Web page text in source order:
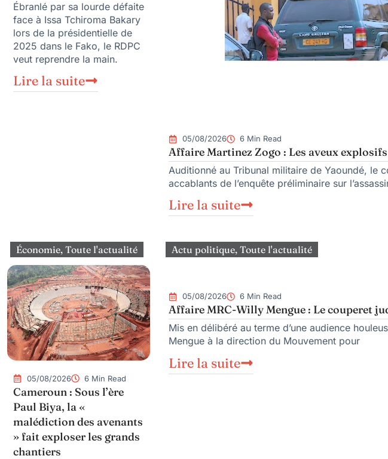
Ébranlé par sa lourde défaite
face à Issa Tchiroma Bakary
lors de la présidentielle de
2025 dans le Fako, le RDPC
veut reprendre la main.
Lire la suite
05/08/2026 6 Min Read
Affaire Martinez Zogo : Les aveux
Auditionné au Tribunal militaire de Yaoundé, le
accablants de l’enquête préliminaire sur
Lire la suite
Économie, Toute l'actualité
05/08/2026 6 Min Read
Cameroun : Sous l’ère
Paul Biya, la «
malédiction des avenants
» fait exploser les grands
chantiers
Actu politique, Toute l'actualité
05/08/2026 6 Min Read
Affaire MRC-Willy Mengue : Le couperet
Mis en délibéré au terme d’une audience
Mengue à la direction du Mouvement pour
Lire la suite